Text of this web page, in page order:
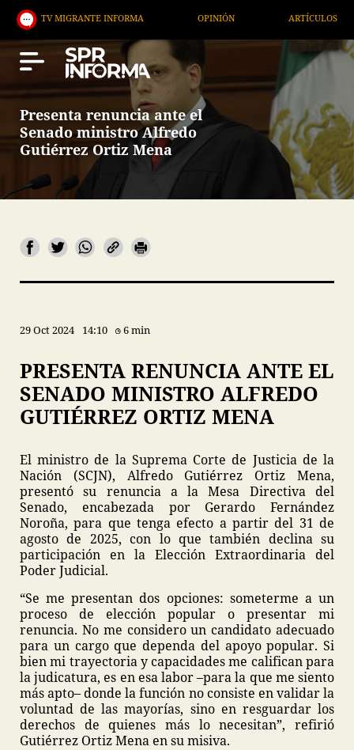
INFORMA OPINIÓN ARTÍCULOS
Presenta renuncia ante el
Senado ministro Alfredo
Gutiérrez Ortiz Mena
29 Oct 2024 14:10 6 min
PRESENTA RENUNCIA ANTE EL
SENADO MINISTRO ALFREDO
GUTIÉRREZ ORTIZ MENA
El ministro de la Suprema Corte de Justicia de la
Nación (SCJN), Alfredo Gutiérrez Ortiz Mena,
presentó su renuncia a la Mesa Directiva del
Senado, encabezada por Gerardo Fernández
Noroña, para que tenga efecto a partir del 31 de
agosto de 2025, con lo que también declina su
participación en la Elección Extraordinaria del
Poder Judicial.
“Se me presentan dos opciones: someterme a un
proceso de elección popular o presentar mi
renuncia. No me considero un candidato adecuado
para un cargo que dependa del apoyo popular. Si
bien mi trayectoria y capacidades me califican para
la judicatura, es en esa labor –para la que me siento
más apto– donde la función no consiste en validar la
voluntad de las mayorías, sino en resguardar los
derechos de quienes más lo necesitan”, refirió
Gutiérrez Ortiz Mena en su misiva.